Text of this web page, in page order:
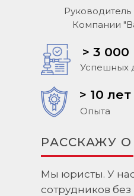
Успешных
Мы юристы. У
сотрудников
РАССКАЖУ
> 3 000
Компании
Опыта
> 10 лет